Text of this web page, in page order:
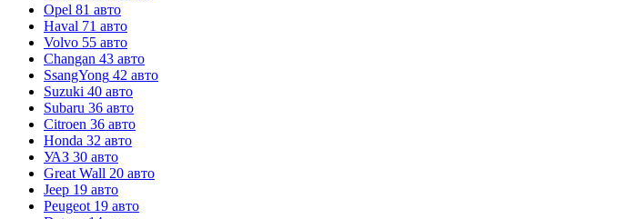
Opel 81 авто
Haval 71 авто
Volvo 55 авто
Changan 43 авто
SsangYong 42 авто
Suzuki 40 авто
Subaru 36 авто
Citroen 36 авто
Honda 32 авто
УАЗ 30 авто
Great Wall 20 авто
Jeep 19 авто
Peugeot 19 авто